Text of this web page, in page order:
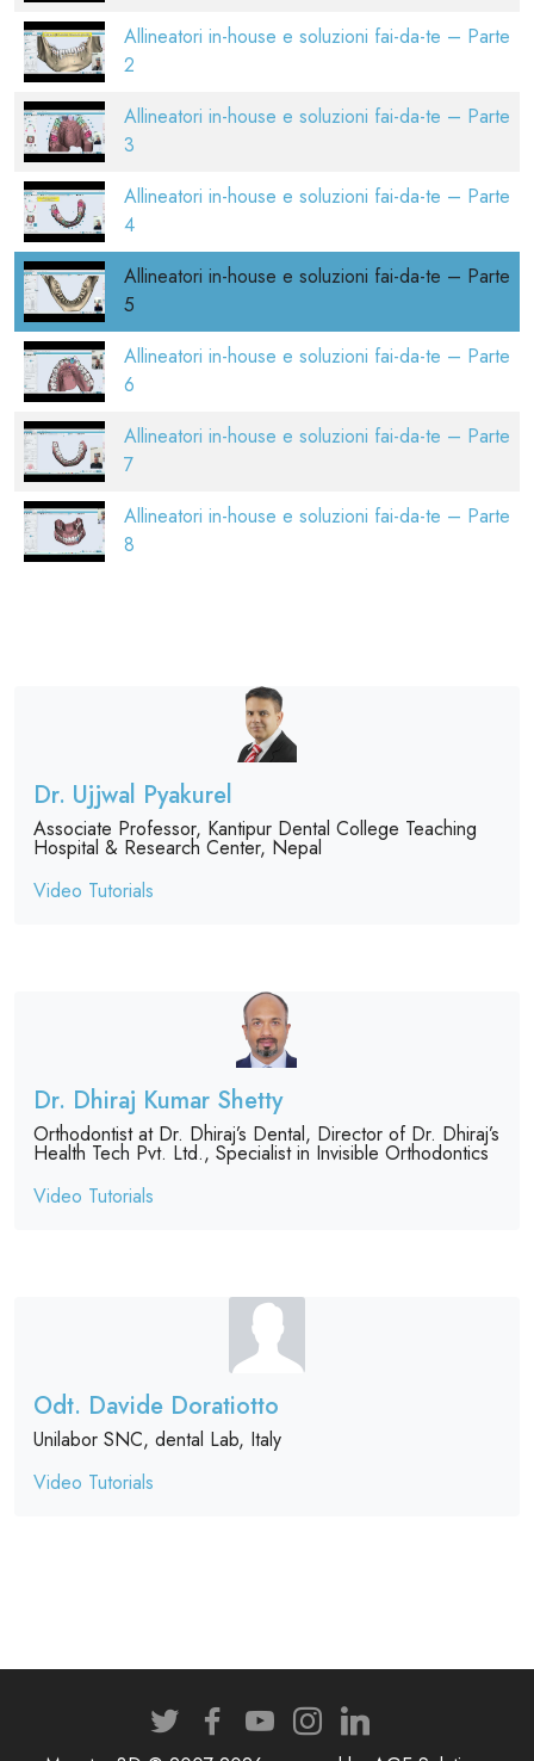
Allineatori in-house e soluzioni fai-da-te – Parte
2
Allineatori in-house e soluzioni fai-da-te – Parte
3
Allineatori in-house e soluzioni fai-da-te – Parte
4
Allineatori in-house e soluzioni fai-da-te – Parte
5
Allineatori in-house e soluzioni fai-da-te – Parte
6
Allineatori in-house e soluzioni fai-da-te – Parte
7
Allineatori in-house e soluzioni fai-da-te – Parte
8
Dr. Ujjwal Pyakurel
Associate Professor, Kantipur Dental College Teaching
Hospital & Research Center, Nepal
Video Tutorials
Dr. Dhiraj Kumar Shetty
Orthodontist at Dr. Dhiraj’s Dental, Director of Dr. Dhiraj’s
Health Tech Pvt. Ltd., Specialist in Invisible Orthodontics
Video Tutorials
Odt. Davide Doratiotto
Unilabor SNC, dental Lab, Italy
Video Tutorials